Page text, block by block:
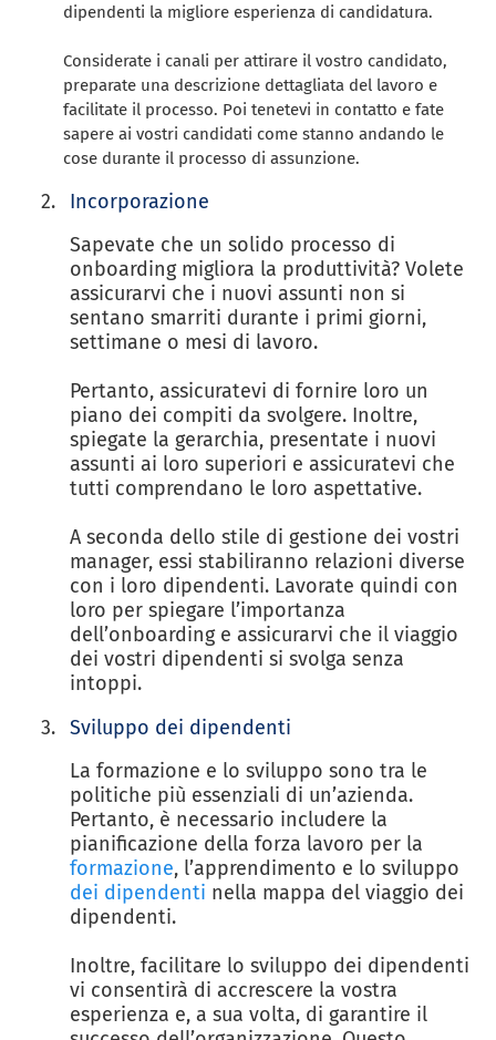
dipendenti la migliore esperienza di candidatura.
Considerate i canali per attirare il vostro candidato,
preparate una descrizione dettagliata del lavoro e
facilitate il processo. Poi tenetevi in contatto e fate
sapere ai vostri candidati come stanno andando le
cose durante il processo di assunzione.
Incorporazione
Sapevate che un solido processo di
onboarding migliora la produttività? Volete
assicurarvi che i nuovi assunti non si
sentano smarriti durante i primi giorni,
settimane o mesi di lavoro.
Pertanto, assicuratevi di fornire loro un
piano dei compiti da svolgere. Inoltre,
spiegate la gerarchia, presentate i nuovi
assunti ai loro superiori e assicuratevi che
tutti comprendano le loro aspettative.
A seconda dello stile di gestione dei vostri
manager, essi stabiliranno relazioni diverse
con i loro dipendenti. Lavorate quindi con
loro per spiegare l’importanza
dell’onboarding e assicurarvi che il viaggio
dei vostri dipendenti si svolga senza
intoppi.
Sviluppo dei dipendenti
La formazione e lo sviluppo sono tra le
politiche più essenziali di un’azienda.
Pertanto, è necessario includere la
pianificazione della forza lavoro per la
formazione, l’apprendimento e lo sviluppo
dei dipendenti nella mappa del viaggio dei
dipendenti.
Inoltre, facilitare lo sviluppo dei dipendenti
vi consentirà di accrescere la vostra
esperienza e, a sua volta, di garantire il